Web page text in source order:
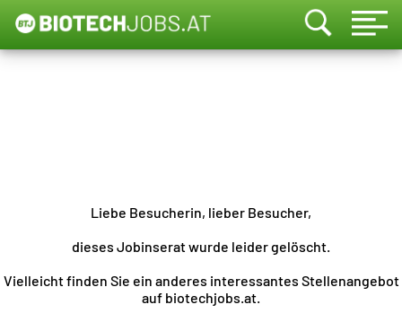
Liebe Besucherin, lieber Besucher,
dieses Jobinserat wurde leider gelöscht.
Vielleicht finden Sie ein anderes interessantes Stellenangebot
auf biotechjobs.at.